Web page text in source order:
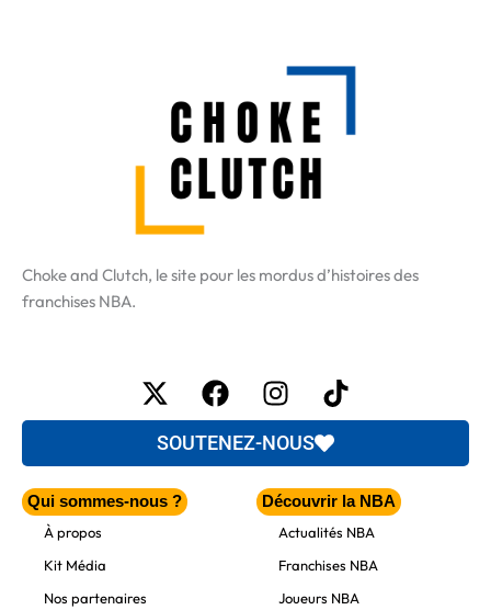
Choke and Clutch, le site pour les mordus d’histoires des
franchises NBA.
X-
twitter
FacebookInstagram
Tiktok
SOUTENEZ-NOUS
Qui sommes-nous ?
À propos
Kit Média
Nos partenaires
Découvrir la NBA
Actualités NBA
Franchises NBA
Joueurs NBA